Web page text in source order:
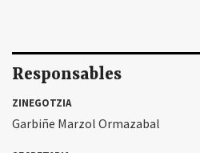
Responsables
ZINEGOTZIA
Garbiñe Marzol Ormazabal